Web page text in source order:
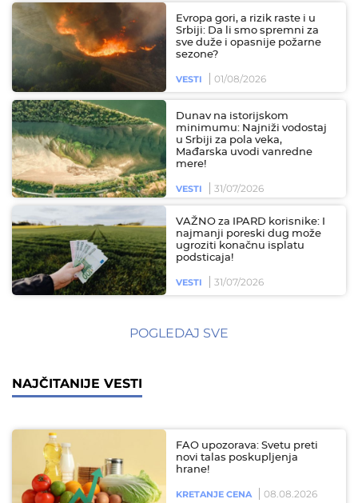
Evropa gori, a rizik raste i u
Srbiji: Da li smo spremni za
sve duže i opasnije požarne
sezone?
VESTI 01/08/2026
Dunav na istorijskom
minimumu: Najniži vodostaj
u Srbiji za pola veka,
Mađarska uvodi vanredne
mere!
VESTI 31/07/2026
VAŽNO za IPARD korisnike: I
najmanji poreski dug može
ugroziti konačnu isplatu
podsticaja!
VESTI 31/07/2026
POGLEDAJ SVE
NAJČITANIJE VESTI
FAO upozorava: Svetu preti
novi talas poskupljenja
hrane!
KRETANJE CENA 08.08.2026